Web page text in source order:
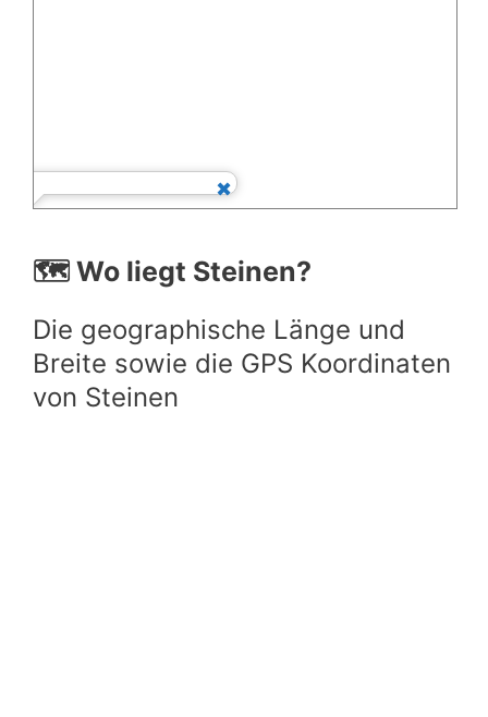
🗺️ Wo liegt Steinen?
Die geographische Länge und
Breite sowie die GPS Koordinaten
von Steinen